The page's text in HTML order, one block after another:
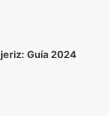
Guía 2024